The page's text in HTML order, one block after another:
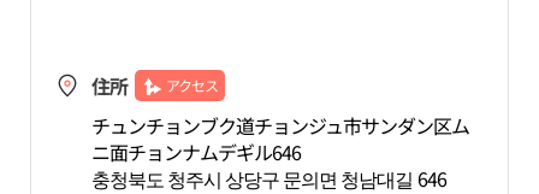
住所 アクセス
チュンチョンブク道チョンジュ市サンダン区ム
ニ面チョンナムデギル646
충청북도 청주시 상당구 문의면 청남대길 646